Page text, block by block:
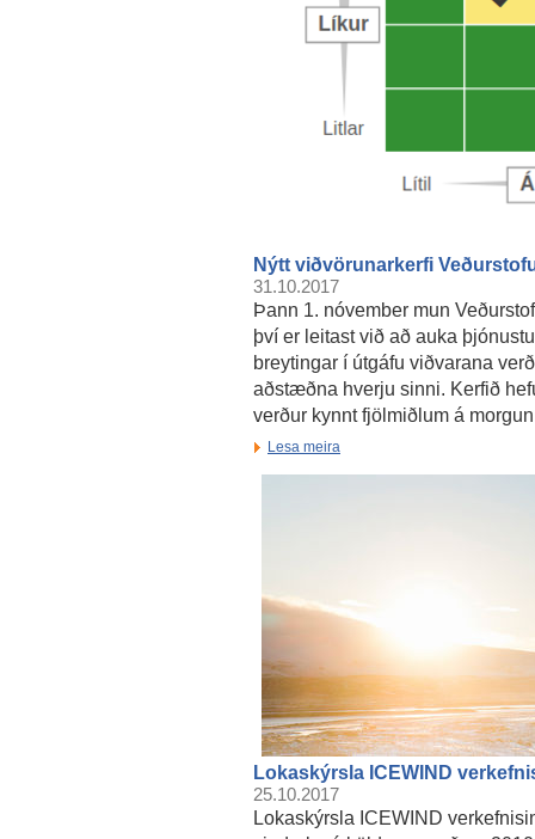
Nýtt viðvörunarkerfi
31.10.2017
Þann 1. nóvember mun
því er leitast við að auka
breytingar í útgáfu viðvarana
aðstæðna hverju sinni. Kerfið
verður kynnt fjölmiðlum á
Lesa meira
Lokaskýrsla ICEWIND
25.10.2017
Lokaskýrsla ICEWIND